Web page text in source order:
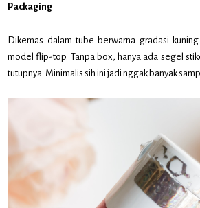
Packaging
Dikemas dalam tube berwarna gradasi
model flip-top. Tanpa box, hanya ada segel
tutupnya. Minimalis sih ini jadi nggak banyak